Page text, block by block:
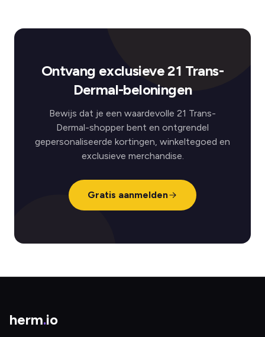
Ontvang exclusieve 21 Trans-
Dermal-beloningen
Bewijs dat je een waardevolle 21 Trans-
Dermal-shopper bent en ontgrendel
gepersonaliseerde kortingen, winkeltegoed en
exclusieve merchandise.
Gratis aanmelden
herm.io